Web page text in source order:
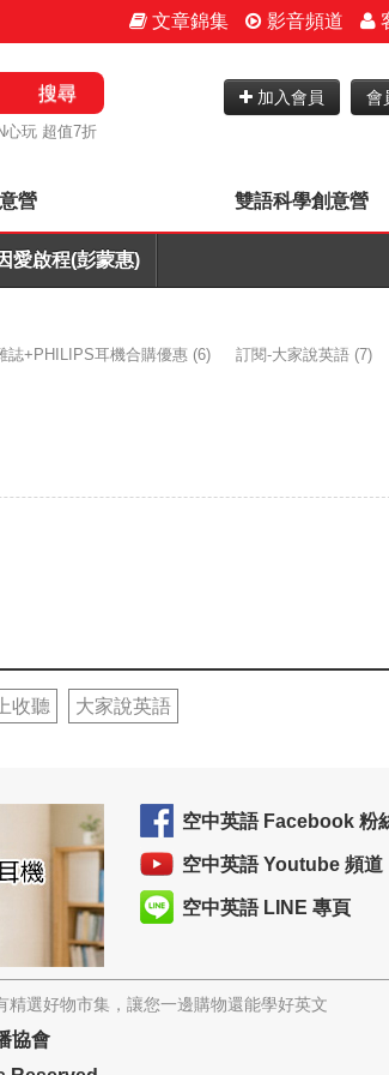
文章錦集 影音頻道
搜尋
心玩 超值7折
加入會員 會
營 雙語科學創意營
愛啟程(彭蒙惠)
誌+PHILIPS耳機合購優惠 (6) 訂閱-大家說英語 (7)
收聽 大家說英語
空中英語 Facebook 粉
空中英語 Youtube 頻道
空中英語 LINE 專頁
選好物市集，讓您一邊購物還能學好英文
協會